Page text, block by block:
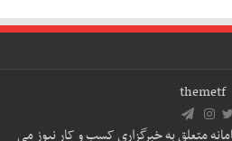
themetf
متعلق به خبرگزاری کسب و کار نیوز می